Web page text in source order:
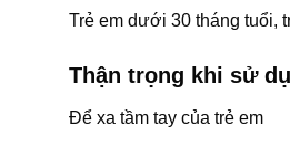
Trẻ em dưới 30 tháng tuổi,
Thận trọng khi sử
Để xa tầm tay của trẻ em